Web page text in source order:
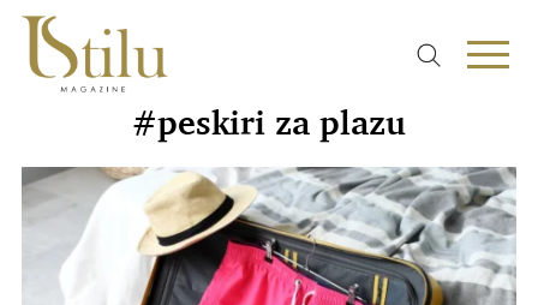
#peskiri za plazu